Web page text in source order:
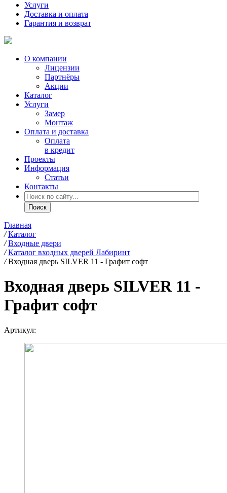
Услуги
Доставка и оплата
Гарантия и возврат
О компании
Лицензии
Партнёры
Акции
Каталог
Услуги
Замер
Монтаж
Оплата и доставка
Оплата
в кредит
Проекты
Информация
Статьи
Контакты
Главная
/ Каталог
/ Входные двери
/ Каталог входных дверей Лабиринт
/ Входная дверь SILVER 11 - Графит софт
Входная дверь SILVER 11 -
Графит софт
Артикул: